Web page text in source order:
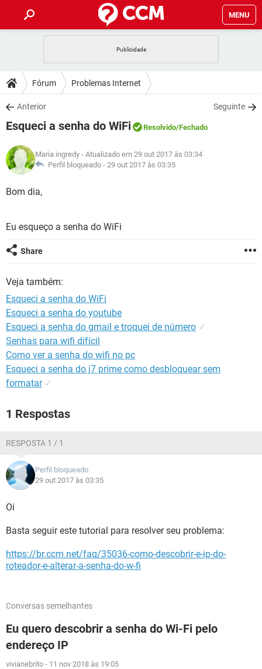
MENU
CELULAR FACEBOOK
OUTLOOK
INSTAGRAM GMAIL
GUIA DE COMPRAS
DICAS
JOGOS WHATSAPP
INSTAGRAM GMAIL
GUIA DE COMPRAS
DOWNLOADS
JOGOS WHATSAPP
CELULAR
OUTLOOK EXCEL
INSTAGRAM
FÓRUM
JOGOS WHATSAPP
CELULAR
OUTLOOK
GLOSSÁRIO
JOGOS
OUTLOOK
INSTAGRAM
Fórum Problemas Internet
Anterior Seguinte
Esqueci a senha do WiFi Resolvido/Fechado
Maria ingredy - Atualizado em 29 out 2017 às 03:34
Perfil bloqueado - 29 out 2017 às 03:35
Bom dia,
Eu esqueço a senha do WiFi
Share
Veja também:
Esqueci a senha do WiFi
Esqueci a senha do youtube
Esqueci a senha do gmail e troquei de número ✓
Senhas para wifi difícil
Como ver a senha do wifi no pc
Esqueci a senha do j7 prime como desbloquear sem
formatar ✓
1 Respostas
RESPOSTA 1 / 1
Perfil bloqueado
29 out 2017 às 03:35
Oi
Basta seguir este tutorial para resolver seu problema:
https://br.ccm.net/faq/35036-como-descobrir-e-ip-do-
roteador-e-alterar-a-senha-do-w-fi
Conversas semelhantes
Eu quero descobrir a senha do Wi-Fi pelo
endereço IP
vivianebrito - 11 nov 2018 às 19:05